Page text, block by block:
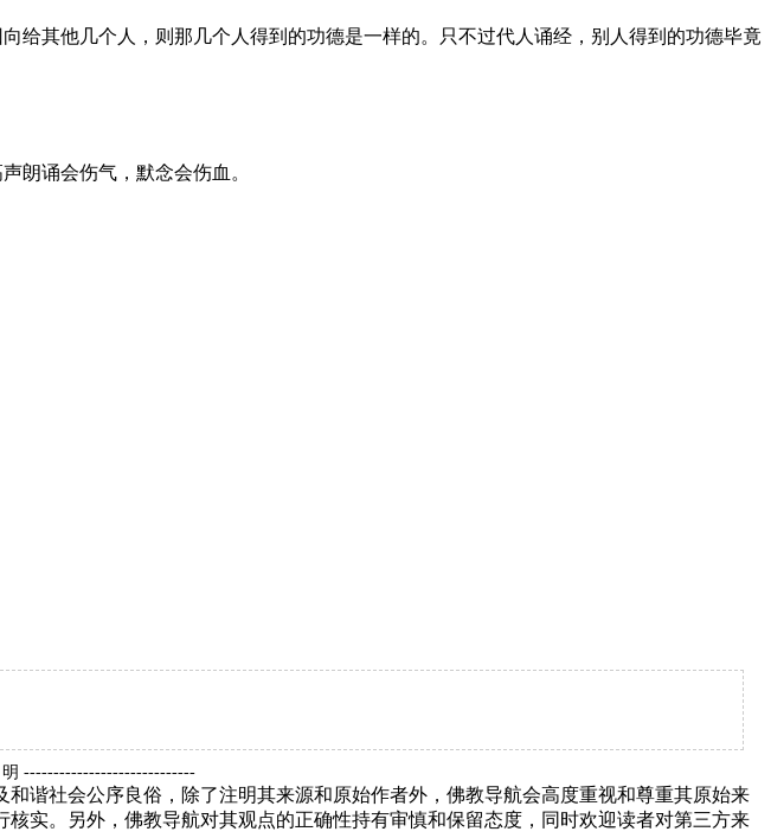
其他几个人，则那几个人得到的功德是一样的。只不过代人诵经，别人得到的功德毕竟
朗诵会伤气，默念会伤血。
-----------------------------
和谐社会公序良俗，除了注明其来源和原始作者外，佛教导航会高度重视和尊重其原始来
实。另外，佛教导航对其观点的正确性持有审慎和保留态度，同时欢迎读者对第三方来